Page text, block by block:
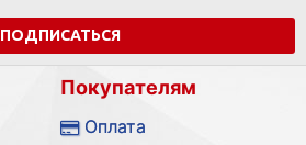
ПОДПИСАТЬСЯ
Покупателям
Оплата